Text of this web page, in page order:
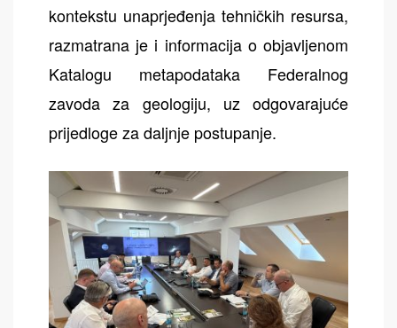
kontekstu unaprjeđenja tehničkih resursa,
razmatrana je i informacija o objavljenom
Katalogu metapodataka Federalnog
zavoda za geologiju, uz odgovarajuće
prijedloge za daljnje postupanje.